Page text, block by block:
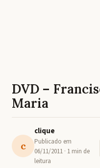
DVD –
Maria
c
clique
Publicado em
06/11/2011 · 1 min de
leitura